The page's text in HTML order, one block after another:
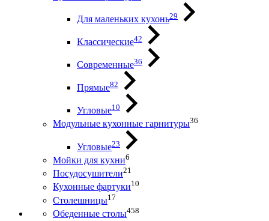
Для маленьких кухонь29
Классические42
Современные36
Прямые82
Угловые10
Модульные кухонные гарнитуры36
Угловые23
Мойки для кухни6
Посудосушители21
Кухонные фартуки10
Столешницы17
Обеденные столы458